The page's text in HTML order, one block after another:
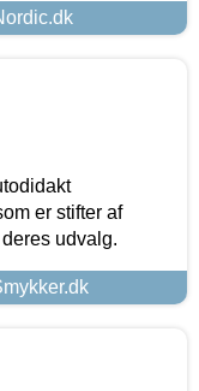
er stifter af
udvalg.